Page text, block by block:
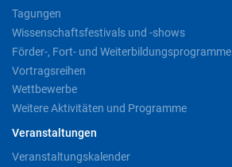
Tagungen
Wissenschaftsfestivals und -shows
Förder-, Fort- und Weiterbildungsprogramme
Vortragsreihen
Wettbewerbe
Weitere Aktivitäten und Programme
Veranstaltungen
Veranstaltungskalender